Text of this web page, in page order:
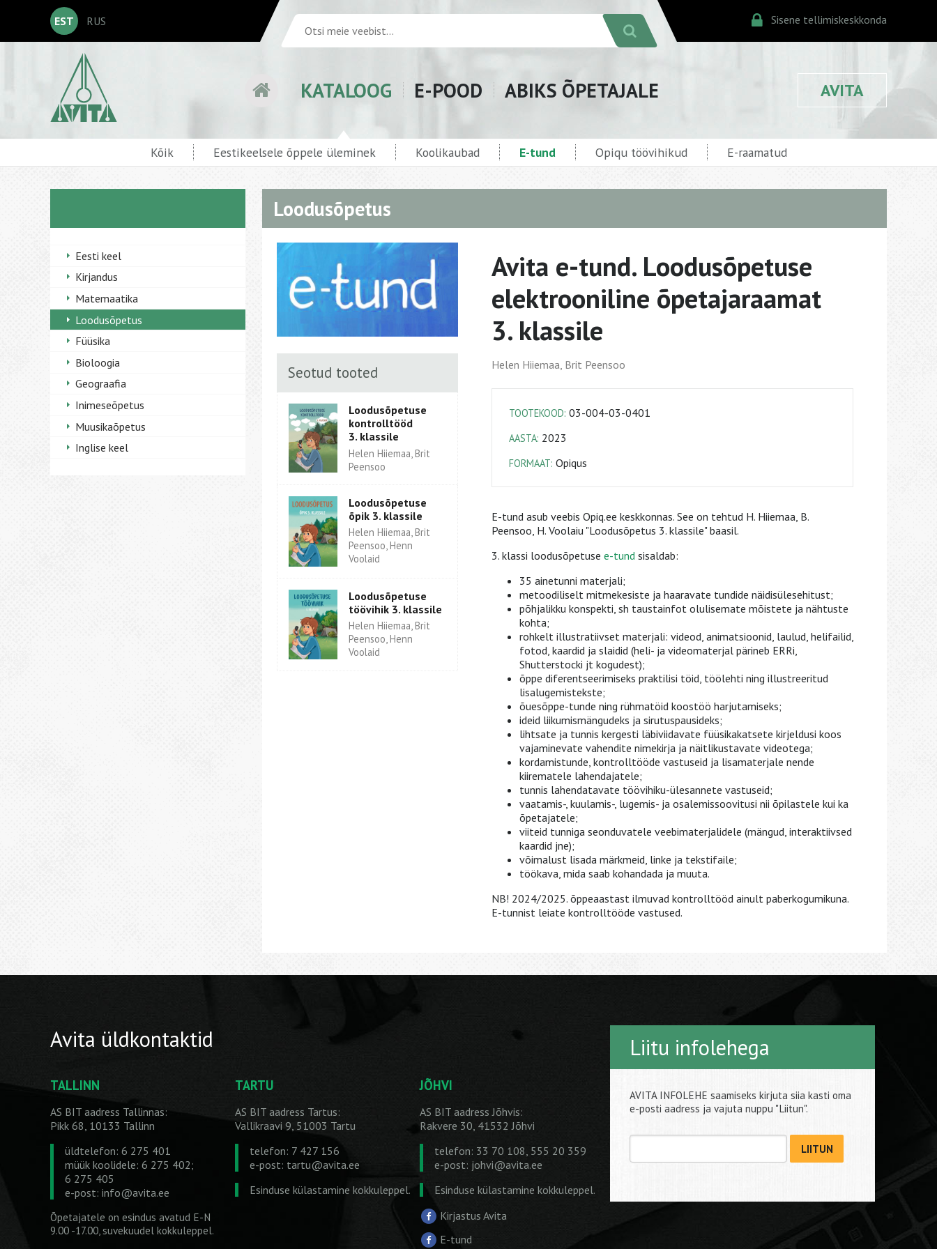
EST RUS Sisene tellimiskeskkonda
KATALOOG E-POOD ABIKS ÕPETAJALE AVITA
Kõik Eestikeelsele õppele üleminek Koolikaubad E-tund Opiqu töövihikud E-raamatud
Eesti keel
Kirjandus
Matemaatika
Loodusõpetus
Füüsika
Bioloogia
Geograafia
Inimeseõpetus
Muusikaõpetus
Inglise keel
Loodusõpetus
Seotud tooted
Loodusõpetuse
kontrolltööd
3. klassile
Helen Hiiemaa, Brit
Peensoo
Loodusõpetuse
õpik 3. klassile
Helen Hiiemaa, Brit
Peensoo, Henn
Voolaid
Loodusõpetuse
töövihik 3. klassile
Helen Hiiemaa, Brit
Peensoo, Henn
Voolaid
Avita e-tund. Loodusõpetuse
elektrooniline õpetajaraamat
3. klassile
Helen Hiiemaa, Brit Peensoo
TOOTEKOOD: 03-004-03-0401
AASTA: 2023
FORMAAT: Opiqus
E-tund asub veebis Opiq.ee keskkonnas. See on tehtud H. Hiiemaa, B.
Peensoo, H. Voolaiu "Loodusõpetus 3. klassile" baasil.
3. klassi loodusõpetuse e-tundsisaldab:
35 ainetunni materjali;
metoodiliselt mitmekesiste ja haaravate tundide näidisülesehitust;
põhjalikku konspekti, sh taustainfot olulisemate mõistete ja nähtuste
kohta;
rohkelt illustratiivset materjali: videod, animatsioonid, laulud, helifailid,
fotod, kaardid ja slaidid (heli- ja videomaterjal pärineb ERRi,
Shutterstocki jt kogudest);
õppe diferentseerimiseks praktilisi töid, töölehti ning illustreeritud
lisalugemistekste;
õuesõppe-tunde ning rühmatöid koostöö harjutamiseks;
ideid liikumismängudeks ja sirutuspausideks;
lihtsate ja tunnis kergesti läbiviidavate füüsikakatsete kirjeldusi koos
vajaminevate vahendite nimekirja ja näitlikustavate videotega;
kordamistunde, kontrolltööde vastuseid ja lisamaterjale nende
kiirematele lahendajatele;
tunnis lahendatavate töövihiku-ülesannete vastuseid;
vaatamis-, kuulamis-, lugemis- ja osalemissoovitusi nii õpilastele kui ka
õpetajatele;
viiteid tunniga seonduvatele veebimaterjalidele (mängud, interaktiivsed
kaardid jne);
võimalust lisada märkmeid, linke ja tekstifaile;
töökava, mida saab kohandada ja muuta.
NB! 2024/2025. õppeaastast ilmuvad kontrolltööd ainult paberkogumikuna.
E-tunnist leiate kontrolltööde vastused.
Avita üldkontaktid
TALLINN
AS BIT aadress Tallinnas:
Pikk 68, 10133 Tallinn
üldtelefon: 6 275 401
müük koolidele: 6 275 402;
6 275 405
e-post: info@avita.ee
Õpetajatele on esindus avatud E-N
9.00 -17.00, suvekuudel kokkuleppel.
TARTU
AS BIT aadress Tartus:
Vallikraavi 9, 51003 Tartu
telefon: 7 427 156
e-post: tartu@avita.ee
Esinduse külastamine kokkuleppel.
JÕHVI
AS BIT aadress Jõhvis:
Rakvere 30, 41532 Jõhvi
telefon: 33 70 108, 555 20 359
e-post: johvi@avita.ee
Esinduse külastamine kokkuleppel.
Kirjastus Avita
E-tund
Liitu infolehega
AVITA INFOLEHE saamiseks kirjuta siia kasti oma
e-posti aadress ja vajuta nuppu "Liitun".
LIITUN